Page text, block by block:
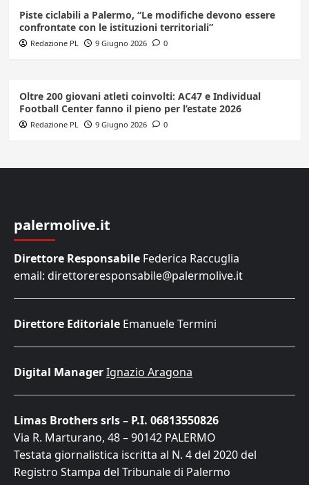
Piste ciclabili a Palermo, “Le modifiche devono essere
confrontate con le istituzioni territoriali”
Redazione PL 9 Giugno 2026 0
Oltre 200 giovani atleti coinvolti: AC47 e Individual
Football Center fanno il pieno per l’estate 2026
Redazione PL 9 Giugno 2026 0
palermolive.it
Direttore Responsabile Federica Raccuglia
email: direttoreresponsabile@palermolive.it
Direttore Editoriale Emanuele Termini
Digital ManagerIgnazio Aragona
Limas Brothers srls – P.I. 06813550826
Via R. Marturano, 48 – 90142 PALERMO
Testata giornalistica iscritta al N. 4 del 2020 del
Registro Stampa del Tribunale di Palermo